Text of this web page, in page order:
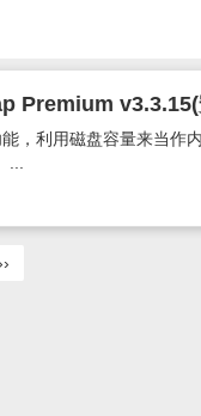
Premium
，利用磁盘容量来当作